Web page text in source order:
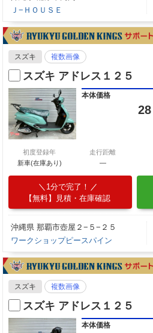
Ｊ−ＨＯＵＳＥ
スズキ 複数画像
スズキ アドレス１２５
本体価格
28
初度登録年
新車(在庫あり)
走行距離
―
1分で完了！
【無料】見積・在庫確認
沖縄県 那覇市壺屋２−５−２５
ワークショップピースパイン
スズキ 複数画像
スズキ アドレス１２５
本体価格